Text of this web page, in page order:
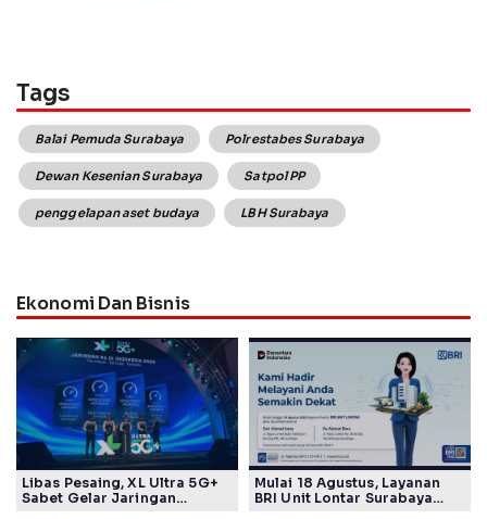
Tags
Balai Pemuda Surabaya Polrestabes Surabaya
Dewan Kesenian Surabaya Satpol PP
penggelapan aset budaya LBH Surabaya
Ekonomi Dan Bisnis
Libas Pesaing, XL Ultra 5G+
Sabet Gelar Jaringan
Mulai 18 Agustus, Layanan
BRI Unit Lontar Surabaya